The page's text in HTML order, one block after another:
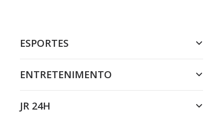
ESPORTES
ENTRETENIMENTO
JR 24H